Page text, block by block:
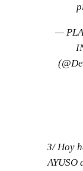
—
3/ Hoy
AYUSO